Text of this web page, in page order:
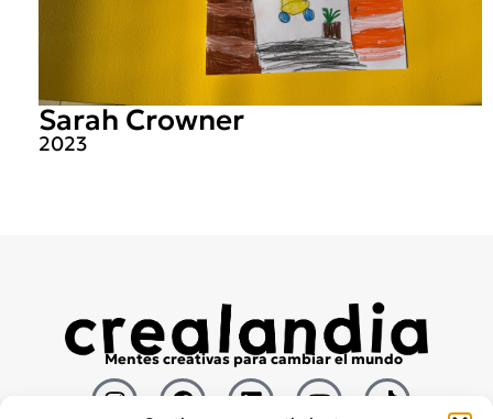
Sarah Crowner
2023
Mentes creativas para cambiar el mundo